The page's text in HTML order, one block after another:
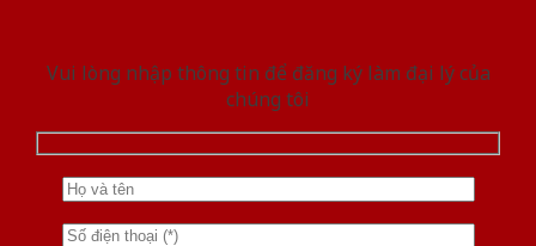
Vui lòng nhập thông tin để đăng ký làm đại lý của
chúng tôi